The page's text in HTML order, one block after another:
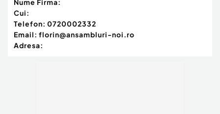
Nume Firma:
Cui:
Telefon: 0720002332
Email: florin@ansambluri-noi.ro
Adresa: